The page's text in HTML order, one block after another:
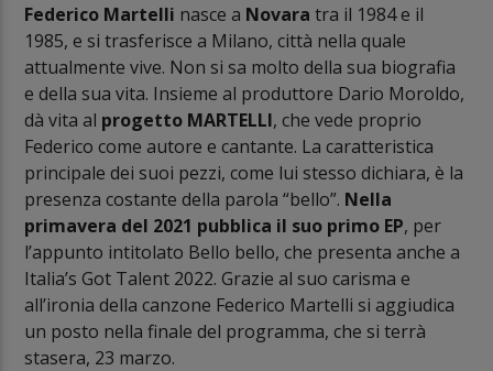
Federico Martelli nasce a Novara tra il 1984 e il
1985, e si trasferisce a Milano, città nella quale
attualmente vive. Non si sa molto della sua biografia
e della sua vita. Insieme al produttore Dario Moroldo,
dà vita al progetto MARTELLI, che vede proprio
Federico come autore e cantante. La caratteristica
principale dei suoi pezzi, come lui stesso dichiara, è la
presenza costante della parola “bello”. Nella
primavera del 2021 pubblica il suo primo EP, per
l’appunto intitolato Bello bello, che presenta anche a
Italia’s Got Talent 2022. Grazie al suo carisma e
all’ironia della canzone Federico Martelli si aggiudica
un posto nella finale del programma, che si terrà
stasera, 23 marzo.